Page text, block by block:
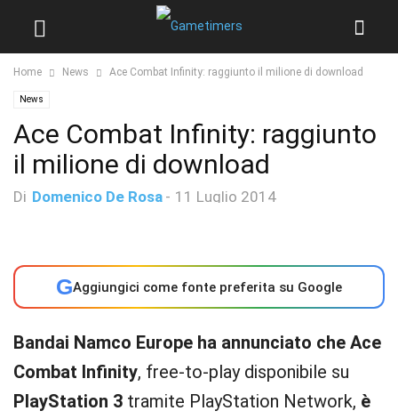
Home News Ace Combat Infinity: raggiunto il milione di download
News
Ace Combat Infinity: raggiunto
il milione di download
Di Domenico De Rosa - 11 Luglio 2014
GAggiungici come fonte preferita su Google
Bandai Namco Europe ha annunciato che Ace
Combat Infinity, free-to-play disponibile su
PlayStation 3 tramite PlayStation Network, è